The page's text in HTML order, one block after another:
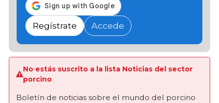
Regístrate Accede
No estás suscrito a la lista Noticias del sector
porcino
Boletín de noticias sobre el mundo del porcino